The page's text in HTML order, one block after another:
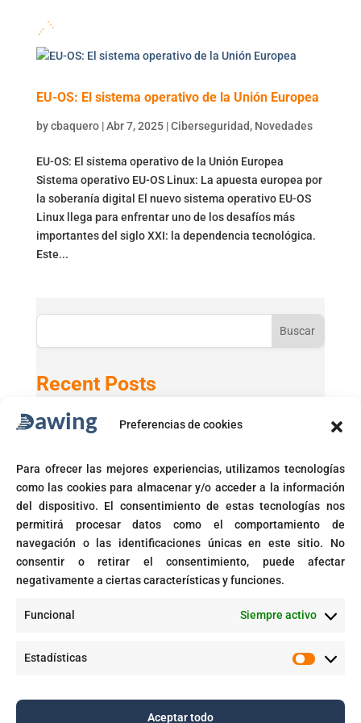
Preferencias de cookies
Para ofrecer las mejores experiencias, utilizamos tecnologías
como las cookies para almacenar y/o acceder a la información
del dispositivo. El consentimiento de estas tecnologías nos
permitirá procesar datos como el comportamiento de
navegación o las identificaciones únicas en este sitio. No
consentir o retirar el consentimiento, puede afectar
negativamente a ciertas características y funciones.
Funcional Siempre activo
Estadísticas
Aceptar todo
EU-OS: El sistema operativo de la Unión Europea
bycbaquero|Abr 7, 2025|Ciberseguridad, Novedades
EU-OS: El sistema operativo de la Unión Europea
Sistema operativo EU-OS Linux: La apuesta europea por
la soberanía digital El nuevo sistema operativo EU-OS
Linux llega para enfrentar uno de los desafíos más
importantes del siglo XXI: la dependencia tecnológica.
Este...
Buscar
Recent Posts
Active Directory 2025 con Windows 11 24H2
Microsoft activará automáticamente políticas de acceso
condicional
Fin del soporte para Windows 10
Corte prohíbe Zero Rating en Colombia
Recent Comments
GPT-5 en Microsoft 365 Copilot - Dawingen
Copyright © 2025. Todos los derechos reservados |